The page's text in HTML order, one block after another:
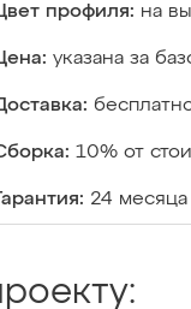
профиля: на
указана за
10% от
24 месяца